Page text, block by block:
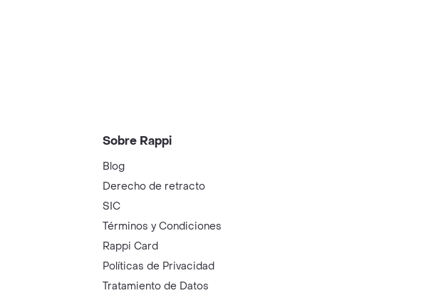
Sobre Rappi
Blog
Derecho de retracto
SIC
Términos y Condiciones
Rappi Card
Políticas de Privacidad
Tratamiento de Datos